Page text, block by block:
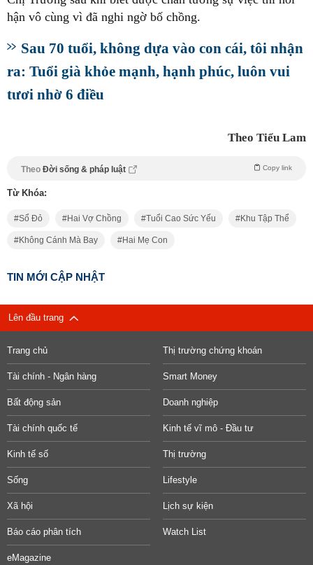
hận vô cùng vì đã nghi ngờ bố chồng.
Sau 70 tuổi, không dựa vào con cái, tôi nhận
ra: Tuổi già khỏe mạnh, hạnh phúc, luôn vui
tươi nhờ 6 điều
Theo Tiểu Lam
Theo Đời sống & pháp luật Copy link
Từ Khóa:
Sổ Đỏ Hai Vợ Chồng Tuổi Cao Sức Yếu Khu Tập Thể
Không Cánh Mà Bay Hai Mẹ Con
TIN MỚI CẬP NHẬT
Lên đầu trang
Trang chủ Thị trường chứng khoán
Tài chính - Ngân hàng Smart Money
Bất động sản Doanh nghiệp
Tài chính quốc tế Kinh tế vĩ mô - Đầu tư
Kinh tế số Thị trường
Sống Lifestyle
Xã hội Lịch sự kiện
Báo cáo phân tích Watch List
eMagazine